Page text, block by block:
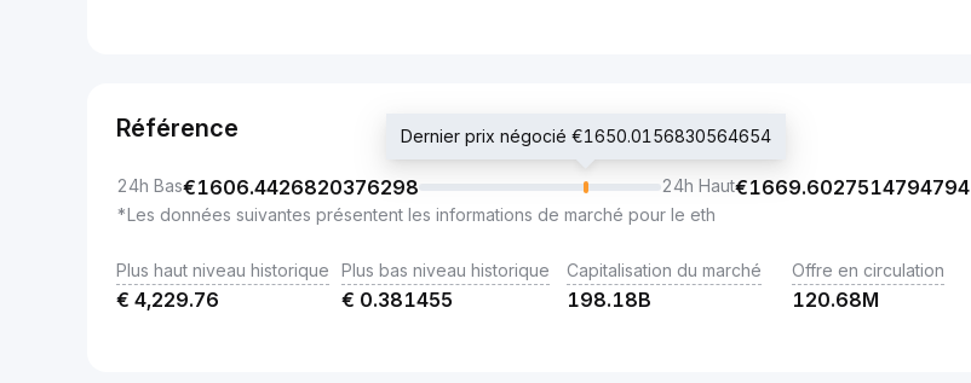
Référence
24h Bas€1606.4426820376298
Dernier prix négocié €1650.0156830564654
24h Haut€1669.6027514794794
*Les données suivantes présentent les informations de marché pour le eth
Plus haut niveau historique
€ 4,229.76
Plus bas niveau historique
€ 0.381455
Capitalisation du marché
198.18B
Offre en circulation
120.68M